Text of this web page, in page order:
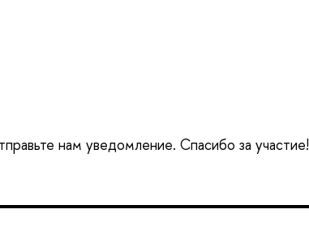
нам уведомление. Спасибо за участие!